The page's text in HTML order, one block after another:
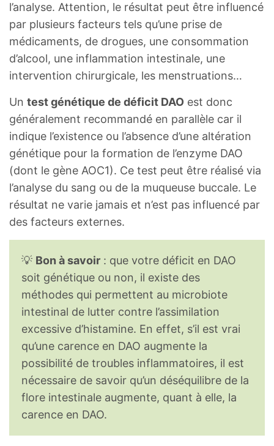
l’analyse. Attention, le résultat peut être influencé
par plusieurs facteurs tels qu’une prise de
médicaments, de drogues, une consommation
d’alcool, une inflammation intestinale, une
intervention chirurgicale, les menstruations…
Un test génétique de déficit DAO est donc
généralement recommandé en parallèle car il
indique l’existence ou l’absence d’une altération
génétique pour la formation de l’enzyme DAO
(dont le gène AOC1). Ce test peut être réalisé via
l’analyse du sang ou de la muqueuse buccale. Le
résultat ne varie jamais et n’est pas influencé par
des facteurs externes.
💡 Bon à savoir : que votre déficit en DAO
soit génétique ou non, il existe des
méthodes qui permettent au microbiote
intestinal de lutter contre l’assimilation
excessive d’histamine. En effet, s’il est vrai
qu’une carence en DAO augmente la
possibilité de troubles inflammatoires, il est
nécessaire de savoir qu’un déséquilibre de la
flore intestinale augmente, quant à elle, la
carence en DAO.